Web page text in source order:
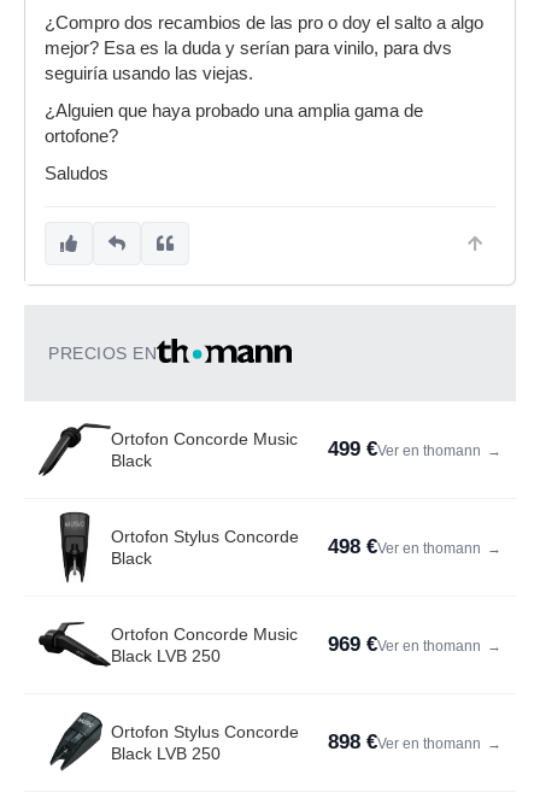
¿Compro dos recambios de las pro o doy el salto a algo
mejor? Esa es la duda y serían para vinilo, para dvs
seguiría usando las viejas.
¿Alguien que haya probado una amplia gama de
ortofone?
Saludos
PRECIOS EN
Ortofon Concorde Music
Black
499 €Ver en thomann →
Ortofon Stylus Concorde
Black
498 €Ver en thomann →
Ortofon Concorde Music
Black LVB 250
969 €Ver en thomann →
Ortofon Stylus Concorde
Black LVB 250
898 €Ver en thomann →